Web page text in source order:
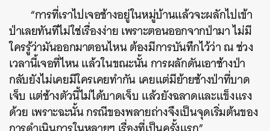
“การที่เราไปเจอช้างอยู่ในหมู่บ้านแล้วจะผลักไปเข้า
ป่าเลยทันทีไม่ใช่เรื่องง่าย เพราะตอนออกจากป่ามา ไม่มี
ใครรู้ว่ามันออกมาตอนไหน ต้องมีการบันทึกไว้ว่า ณ ช่วง
เวลานี้เจอที่ไหนแล้วในขณะนั้น การผลักดันเอาช้างป่า
กลับยังไม่เคยมีใครเคยทำกัน เคยแต่มีย้ายช้างป่าที่บาด
เจ็บ แต่ช้างตัวนี้ไม่ได้บาดเจ็บ แล้วยังฉลาดและแข็งแรง
ด้วย เพราะฉะนั้น กรณีของพลายถ่างจึงเป็นจุดเริ่มต้นของ